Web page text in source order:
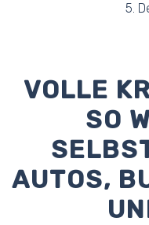
5.
VOLLE
SO
AUTOS,